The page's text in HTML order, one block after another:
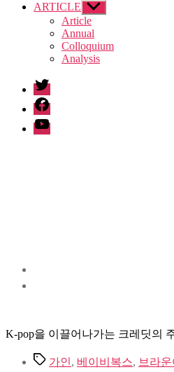
ARTICLE Show
sub
menu
Article
Annual
Colloquium
Analysis
twitter
facebook
Youtube
K-pop을 이끌어나가는 크레딧의
Tags가인, 베이비복스, 브라